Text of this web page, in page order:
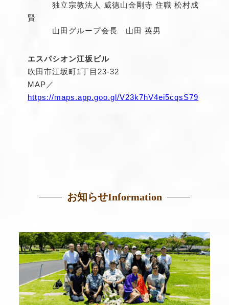
独立宗教法人 威徳山金剛寺 住職 松村成
賢
山田グループ会長 山田 英男
エスパシオン江坂ビル
吹田市江坂町1丁目23-32
MAP／
https://maps.app.goo.gl/V23k7hV4ei5cqsS79
お知らせInformation